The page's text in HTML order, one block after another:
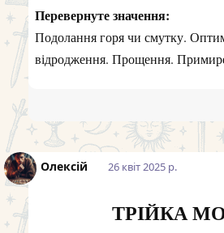
Перевернуте значення:
Подолання горя чи смутку.
відродження. Прощення.
Олексій 26 квiт 2025 р.
ТРІЙКА